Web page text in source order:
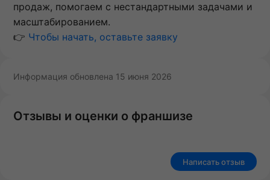
продаж, помогаем с нестандартными задачами и
масштабированием.
👉 Чтобы начать, оставьте заявку
Информация обновлена 15 июня 2026
Отзывы и оценки о франшизе
Написать отзыв